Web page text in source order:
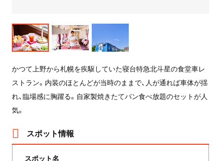
かつて上野から札幌を疾駆していた寝台特急北斗星の食堂車レ
ストラン。内装のほとんどが当時のままで、人が通れば車体が揺
れ、臨場感に胸躍る。自家製焼きたてパン食べ放題のセットが人
気。
スポット情報
スポット名